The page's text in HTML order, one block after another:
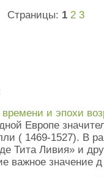
Страницы: 1 2 3
и эпохи
Европе
( 1469-1527). В
Тита Ливия» и
важное значение